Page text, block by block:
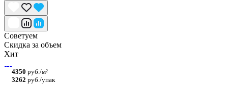
Советуем
Скидка за объем
Хит
4350 руб./м²
3262 руб./упак